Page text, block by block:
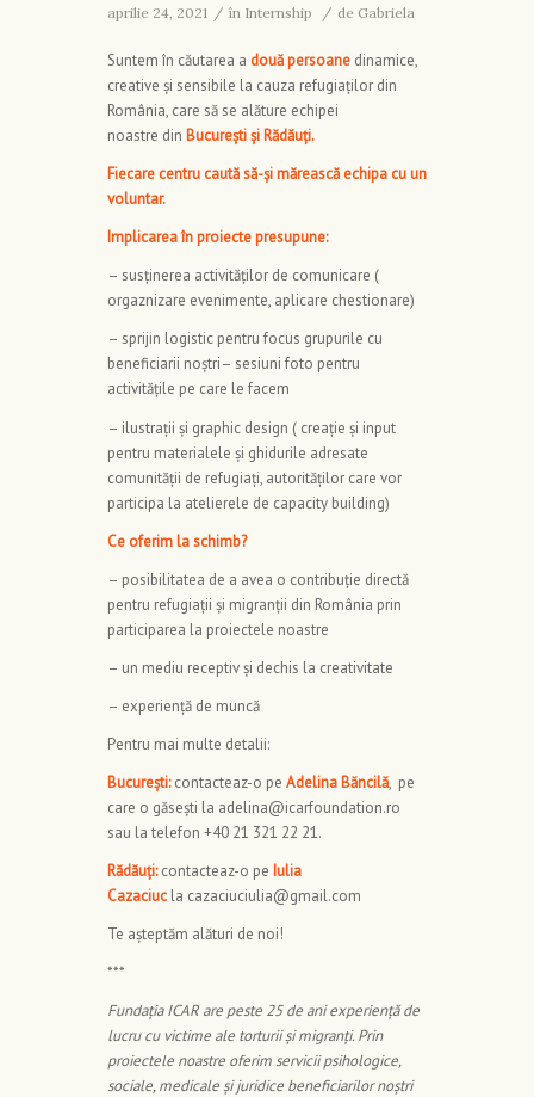
aprilie 24, 2021 / în Internship / de Gabriela
Suntem în căutarea a două persoane dinamice,
creative și sensibile la cauza refugiaților din
România, care să se alăture echipei
noastre din București și Rădăuți.
Fiecare centru caută să-și mărească echipa cu un
voluntar.
Implicarea în proiecte presupune:
– susținerea activităților de comunicare (
orgaznizare evenimente, aplicare chestionare)
– sprijin logistic pentru focus grupurile cu
beneficiarii noștri– sesiuni foto pentru
activitățile pe care le facem
– ilustrații și graphic design ( creație și input
pentru materialele și ghidurile adresate
comunității de refugiați, autorităților care vor
participa la atelierele de capacity building)
Ce oferim la schimb?
– posibilitatea de a avea o contribuție directă
pentru refugiații și migranții din România prin
participarea la proiectele noastre
– un mediu receptiv și dechis la creativitate
– experiență de muncă
Pentru mai multe detalii:
București:contacteaz-o pe Adelina Băncilă, pe
care o găsești la adelina@icarfoundation.ro
sau la telefon +40 21 321 22 21.
Rădăuți:contacteaz-o pe Iulia
Cazaciuc la cazaciuciulia@gmail.com
Te așteptăm alături de noi!
***
Fundația ICAR are peste 25 de ani experiență de
lucru cu victime ale torturii și migranți. Prin
proiectele noastre oferim servicii psihologice,
sociale, medicale și juridice beneficiarilor noștri